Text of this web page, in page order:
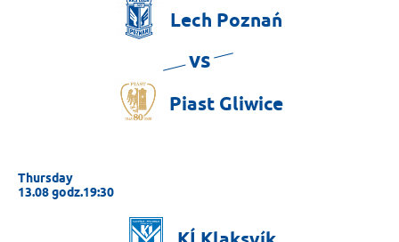
Lech Poznań
vs
Piast Gliwice
Thursday
13.08 godz.19:30